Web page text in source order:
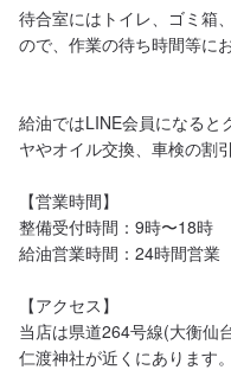
待合室にはトイレ、ゴミ箱
ので、作業の待ち時間等に
給油ではLINE会員になると
ヤやオイル交換、車検の割
【営業時間】
整備受付時間：9時〜18時
給油営業時間：24時間営業
【アクセス】
当店は県道264号線(大衡仙
仁渡神社が近くにあります。